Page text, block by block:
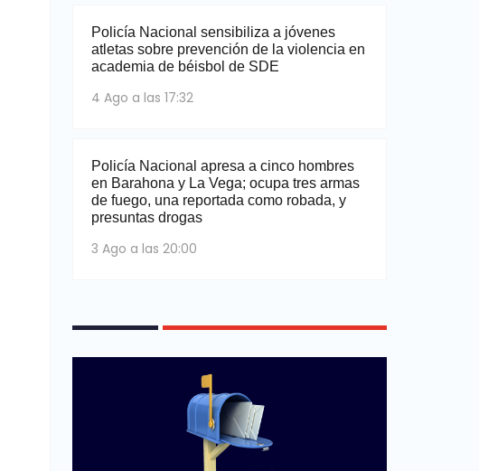
Policía Nacional sensibiliza a jóvenes
atletas sobre prevención de la violencia en
academia de béisbol de SDE
4 Ago a las 17:32
Policía Nacional apresa a cinco hombres
en Barahona y La Vega; ocupa tres armas
de fuego, una reportada como robada, y
presuntas drogas
3 Ago a las 20:00